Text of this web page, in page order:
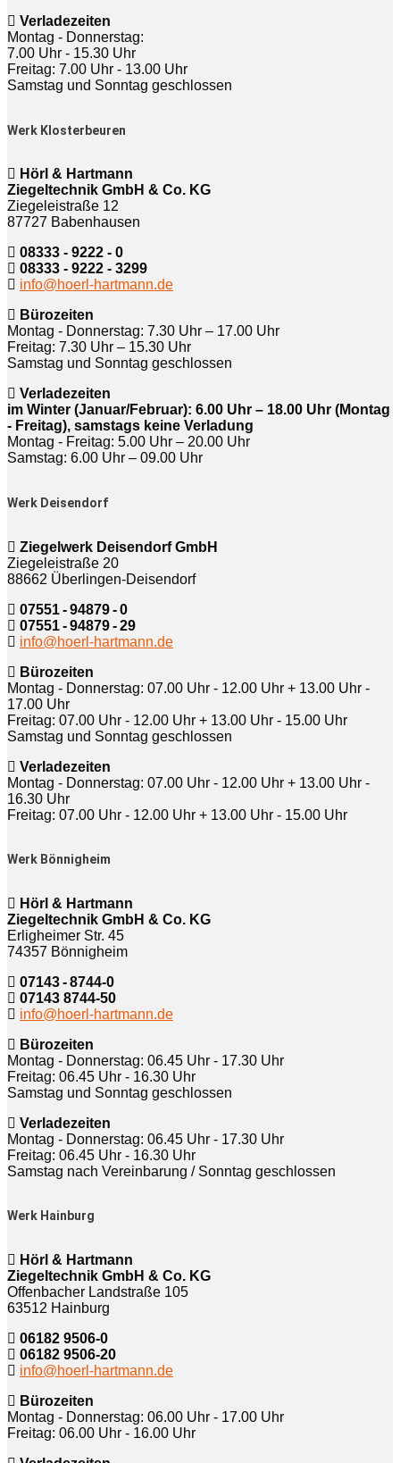
Verladezeiten
Montag - Donnerstag:
7.00 Uhr - 15.30 Uhr
Freitag: 7.00 Uhr - 13.00 Uhr
Samstag und Sonntag geschlossen
Werk Klosterbeuren
Hörl & Hartmann
Ziegeltechnik GmbH & Co. KG
Ziegeleistraße 12
87727 Babenhausen
08333 - 9222 - 0
08333 - 9222 - 3299
info@hoerl-hartmann.de
Bürozeiten
Montag - Donnerstag: 7.30 Uhr – 17.00 Uhr
Freitag: 7.30 Uhr – 15.30 Uhr
Samstag und Sonntag geschlossen
Verladezeiten
im Winter (Januar/Februar): 6.00 Uhr – 18.00 Uhr (Montag
- Freitag), samstags keine Verladung
Montag - Freitag: 5.00 Uhr – 20.00 Uhr
Samstag: 6.00 Uhr – 09.00 Uhr
Werk Deisendorf
Ziegelwerk Deisendorf GmbH
Ziegeleistraße 20
88662 Überlingen-Deisendorf
07551 - 94879 - 0
07551 - 94879 - 29
info@hoerl-hartmann.de
Bürozeiten
Montag - Donnerstag: 07.00 Uhr - 12.00 Uhr + 13.00 Uhr -
17.00 Uhr
Freitag: 07.00 Uhr - 12.00 Uhr + 13.00 Uhr - 15.00 Uhr
Samstag und Sonntag geschlossen
Verladezeiten
Montag - Donnerstag: 07.00 Uhr - 12.00 Uhr + 13.00 Uhr -
16.30 Uhr
Freitag: 07.00 Uhr - 12.00 Uhr + 13.00 Uhr - 15.00 Uhr
Werk Bönnigheim
Hörl & Hartmann
Ziegeltechnik GmbH & Co. KG
Erligheimer Str. 45
74357 Bönnigheim
07143 - 8744-0
07143 8744-50
info@hoerl-hartmann.de
Bürozeiten
Montag - Donnerstag: 06.45 Uhr - 17.30 Uhr
Freitag: 06.45 Uhr - 16.30 Uhr
Samstag und Sonntag geschlossen
Verladezeiten
Montag - Donnerstag: 06.45 Uhr - 17.30 Uhr
Freitag: 06.45 Uhr - 16.30 Uhr
Samstag nach Vereinbarung / Sonntag geschlossen
Werk Hainburg
Hörl & Hartmann
Ziegeltechnik GmbH & Co. KG
Offenbacher Landstraße 105
63512 Hainburg
06182 9506-0
06182 9506-20
info@hoerl-hartmann.de
Bürozeiten
Montag - Donnerstag: 06.00 Uhr - 17.00 Uhr
Freitag: 06.00 Uhr - 16.00 Uhr